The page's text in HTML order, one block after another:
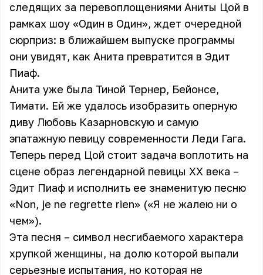
следящих за перевоплощениями Аниты Цой в
рамках шоу «Один в Один», ждет очередной
сюрприз: в ближайшем выпуске программы
они увидят, как Анита превратится в Эдит
Пиаф.
Анита уже была Тиной Тернер, Бейонсе,
Тимати. Ей же удалось изобразить оперную
диву Любовь Казарновскую и самую
эпатажную певицу современности Леди Гага.
Теперь перед Цой стоит задача воплотить на
сцене образ легендарной певицы XX века –
Эдит Пиаф и исполнить ее знаменитую песню
«Non, je ne regrette rien» («Я не жалею ни о
чем»).
Эта песня – символ несгибаемого характера
хрупкой женщины, на долю которой выпали
серьезные испытания, но которая не